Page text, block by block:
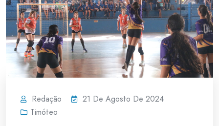
Redação
21 De Agosto De 2024
Timóteo